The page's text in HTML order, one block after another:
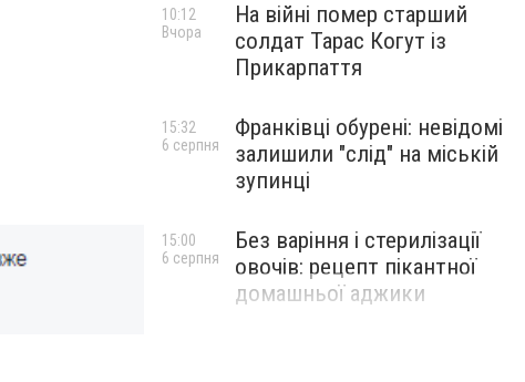
На війні помер старший
солдат Тарас Когут із
Прикарпаття
10:12
Вчора
Франківці обурені: невідомі
залишили "слід" на міській
зупинці
15:32
6 серпня
Без варіння і стерилізації
овочів: рецепт пікантної
домашньої аджики
15:00
6 серпня